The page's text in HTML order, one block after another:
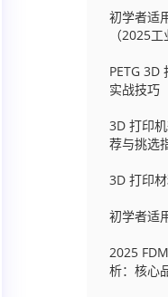
初学者适
（2025
PETG 3D
实战技巧
3D 打印
荐与挑选
3D 打印
初学者适
2025
析：核心